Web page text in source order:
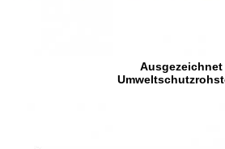
Ausgezeichnet